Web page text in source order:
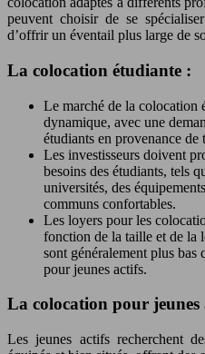
peuvent choisir de se
d’offrir un éventail plus large de
La colocation étudiante :
Le marché de la colocation
dynamique, avec une
étudiants en provenance de
Les investisseurs doivent
besoins des étudiants, tels
universités, des
communs confortables.
Les loyers pour les
fonction de la taille et de la
sont généralement plus bas
pour jeunes actifs.
La colocation pour jeunes
Les jeunes actifs recherchent